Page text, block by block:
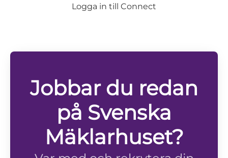
Logga in till Connect
Jobbar du redan
på Svenska
Mäklarhuset?